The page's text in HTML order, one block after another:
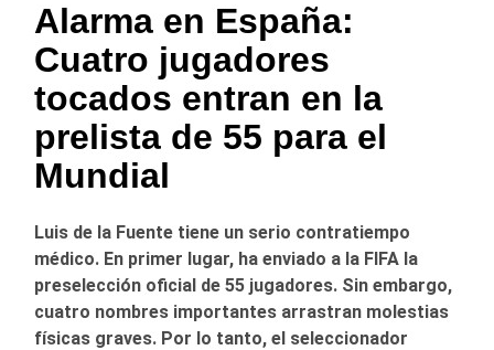
Alarma en España:
Cuatro jugadores
tocados entran en la
prelista de 55 para el
Mundial
Luis de la Fuente tiene un serio contratiempo
médico. En primer lugar, ha enviado a la FIFA la
preselección oficial de 55 jugadores. Sin embargo,
cuatro nombres importantes arrastran molestias
físicas graves. Por lo tanto, el seleccionador